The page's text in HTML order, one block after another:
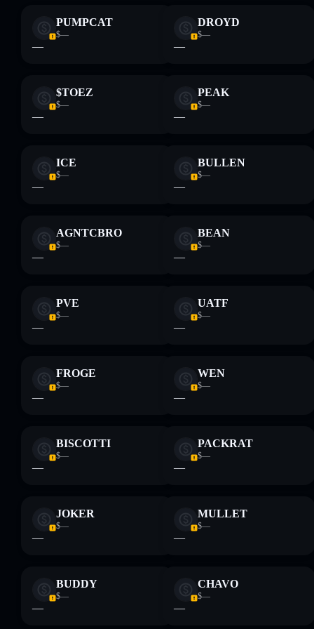
PUMPCAT
$—
—
DROYD
$—
—
$TOEZ
$—
—
PEAK
$—
—
ICE
$—
—
BULLEN
$—
—
AGNTCBRO
$—
—
BEAN
$—
—
PVE
$—
—
UATF
$—
—
FROGE
$—
—
WEN
$—
—
BISCOTTI
$—
—
PACKRAT
$—
—
JOKER
$—
—
MULLET
$—
—
BUDDY
$—
—
CHAVO
$—
—